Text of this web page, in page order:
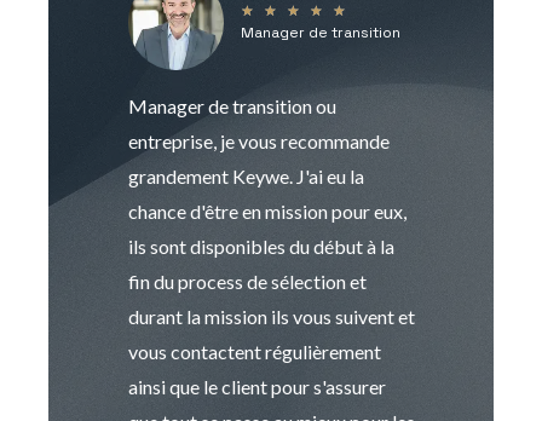
★ ★ ★ ★ ★
Manager de transition
Manager de transition ou
entreprise, je vous recommande
grandement Keywe. J'ai eu la
chance d'être en mission pour eux,
ils sont disponibles du début à la
fin du process de sélection et
durant la mission ils vous suivent et
vous contactent régulièrement
ainsi que le client pour s'assurer